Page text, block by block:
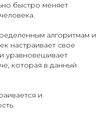
быстро меняет
алгоритмам и
настраивает свое
уравновешивает
которая в данный
и